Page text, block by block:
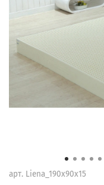
арт. Liena_190x90x15